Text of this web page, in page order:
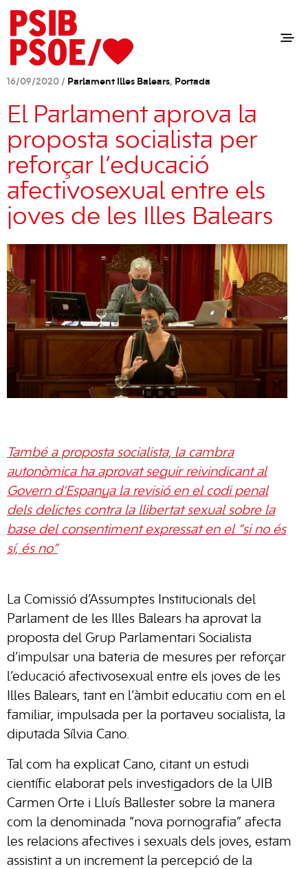
16/09/2020 / Parlament Illes Balears, Portada
El Parlament aprova la
proposta socialista per
reforçar l’educació
afectivosexual entre els
joves de les Illes Balears
També a proposta socialista, la cambra
autonòmica ha aprovat seguir reivindicant al
Govern d’Espanya la revisió en el codi penal
dels delictes contra la llibertat sexual sobre la
base del consentiment expressat en el “si no és
sí, és no”
La Comissió d’Assumptes Institucionals del
Parlament de les Illes Balears ha aprovat la
proposta del Grup Parlamentari Socialista
d’impulsar una bateria de mesures per reforçar
l’educació afectivosexual entre els joves de les
Illes Balears, tant en l’àmbit educatiu com en el
familiar, impulsada per la portaveu socialista, la
diputada Sílvia Cano.
Tal com ha explicat Cano, citant un estudi
científic elaborat pels investigadors de la UIB
Carmen Orte i Lluís Ballester sobre la manera
com la denominada “nova pornografia” afecta
les relacions afectives i sexuals dels joves, estam
assistint a un increment la percepció de la